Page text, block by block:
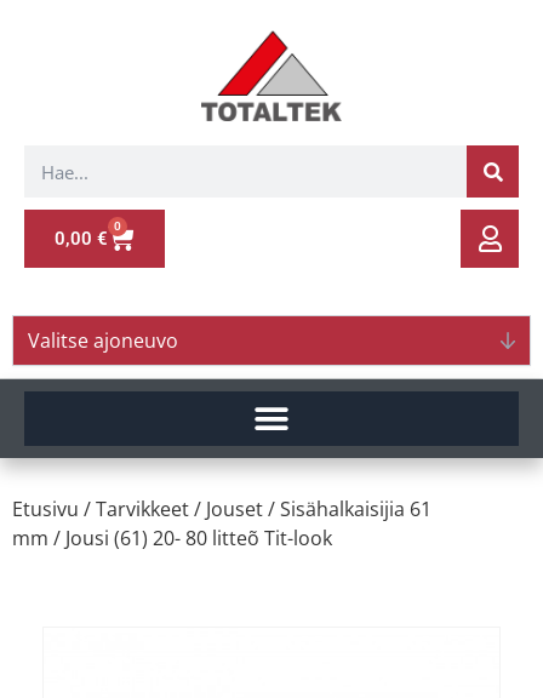
0,00 €
0
Valitse ajoneuvo
Etusivu /Tarvikkeet/ Jouset/Sisähalkaisijia 61
mm / Jousi (61) 20- 80 litteõ Tit-look